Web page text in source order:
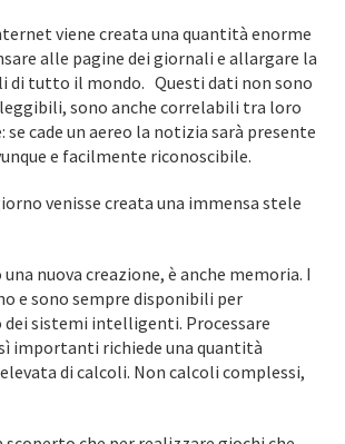
viene creata una quantità enorme
alle pagine dei giornali e allargare la
di tutto il mondo. Questi dati non sono
sono anche correlabili tra loro
cade un aereo la notizia sarà presente
e facilmente riconoscibile.
venisse creata una immensa stele
nuova creazione, è anche memoria. I
e sono sempre disponibili per
dei sistemi intelligenti. Processare
importanti richiede una quantità
di calcoli. Non calcoli complessi,